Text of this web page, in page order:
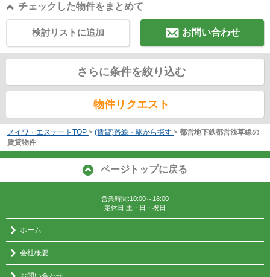
チェックした物件をまとめて
お問い合わせ
検討リストに追加
さらに条件を絞り込む
物件リクエスト
メイワ・エステートTOP > (賃貸)路線・駅から探す > 都営地下鉄都営浅草線の
賃貸物件
ページトップに戻る
営業時間:10:00～18:00
定休日:土・日・祝日
ホーム
会社概要